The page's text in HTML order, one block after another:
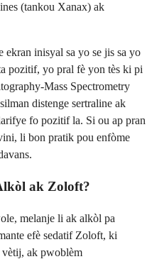
(tankou Xanax) ak
ekran inisyal sa yo se jis sa yo
pozitif, yo pral fè yon tès ki pi
Mass Spectrometry
distenge sertraline ak
fo pozitif la. Si ou ap pran
li bon pratik pou enfòme
ak Zoloft?
melanje li ak alkòl pa
efè sedatif Zoloft, ki
vètij, ak pwoblèm